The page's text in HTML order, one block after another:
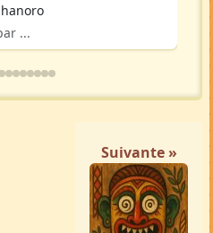
...
Suivante »